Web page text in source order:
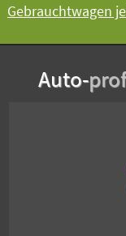
Gebrauchtwagen
Auto-